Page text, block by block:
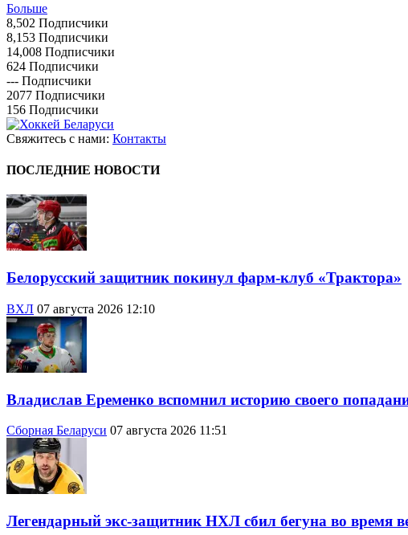
Больше
8,502 Подписчики
8,153 Подписчики
14,008 Подписчики
624 Подписчики
--- Подписчики
2077 Подписчики
156 Подписчики
Свяжитесь с нами: Контакты
ПОСЛЕДНИЕ НОВОСТИ
Белорусский защитник покинул фарм-клуб «Трактора»
ВХЛ 07 августа 2026 12:10
Владислав Еременко вспомнил историю своего
Сборная Беларуси 07 августа 2026 11:51
Легендарный экс-защитник НХЛ сбил бегуна во время